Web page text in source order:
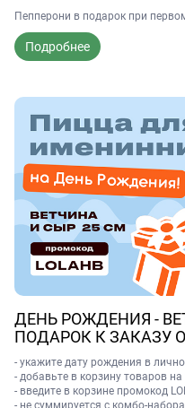
Пепперони в подарок при
Подробнее
ДЕНЬ РОЖДЕНИЯ -
ПОДАРОК К ЗАКАЗУ
- укажите дату рождения в
- добавьте в корзину товаров
- введите в корзине промокод
- не суммируется с комбо-